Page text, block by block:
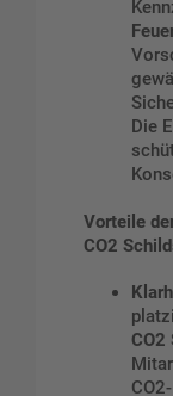
Die
Vorteile
CO2
CO2